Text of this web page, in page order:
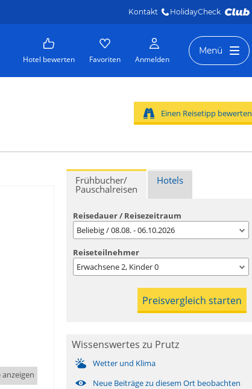
Kontakt HolidayCheck
Hotel bewerten Favoriten Anmelden
Menü
Einen Reisetipp bewerten
Frühbucher/
Pauschalreisen
Hotels
Reisedauer / Reisezeitraum
Beliebig / 08.08. - 06.10.2026
Reiseteilnehmer
Erwachsene2, Kinder0
Wissenswertes zu Prutz
Wetter und Klima
Neue Beiträge zu diesem Ort beobachten